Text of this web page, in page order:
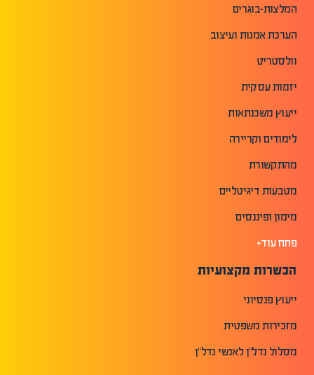
המלצות-בוגרים
הערכת אמנות ועיצוב
וולסטריט
יזמות עסקית
ייעוץ משכנתאות
לימודים וקריירה
מהתקשורת
מטבעות דיגיטליים
מימון ופיננסים
פתח עוד+
הכשרות מקצועיות
ייעוץ פנסיוני
מזכירות משפטית
מסלול נדל"ן לאנשי נדל"ן